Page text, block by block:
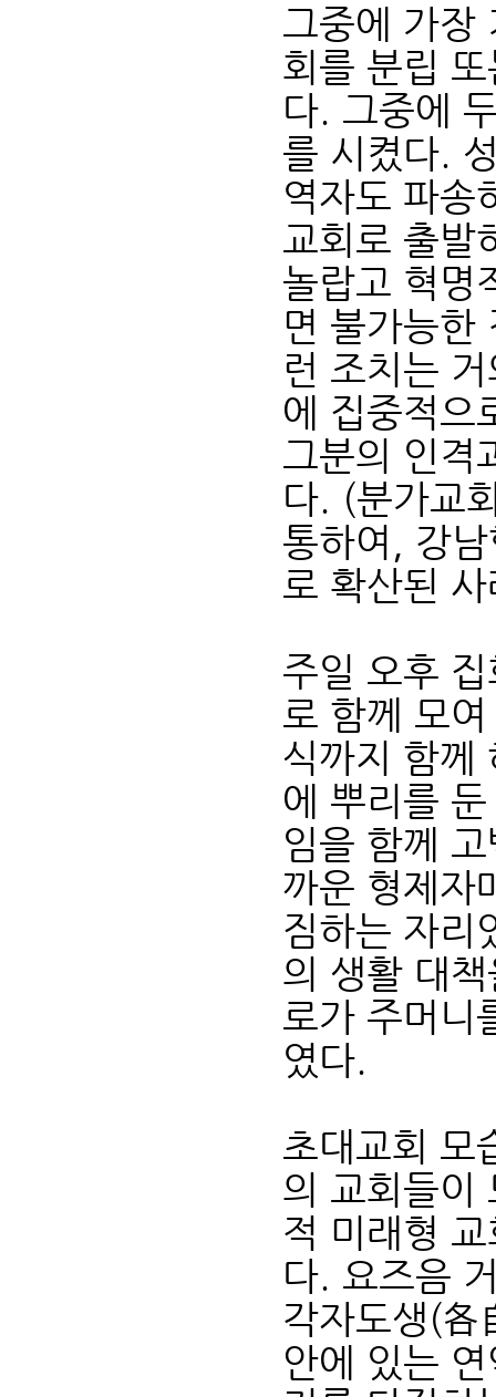
그중에 가장
회를 분립
다. 그중에
를 시켰다.
역자도 파송
교회로 출발
놀랍고 혁명
면 불가능한
런 조치는
에 집중적으
그분의 인격
다. (분가교
통하여, 강
로 확산된
주일 오후
로 함께 모
식까지 함께
에 뿌리를
임을 함께
까운 형제자
짐하는 자리
의 생활 대
로가 주머니
였다.
초대교회 모
의 교회들이
적 미래형
다. 요즈음
각자도생(各
안에 있는